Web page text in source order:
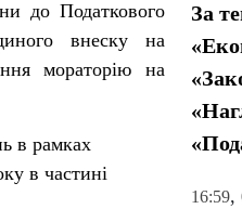
до Податкового
внеску на
мораторію на
в рамках
в частині
За
16:59,